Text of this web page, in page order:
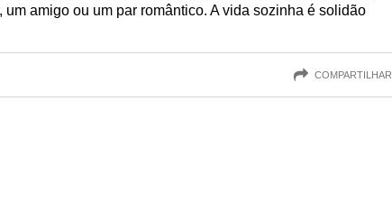
um amigo ou um par romântico. A vida sozinha é solidão
COMPARTILHAR